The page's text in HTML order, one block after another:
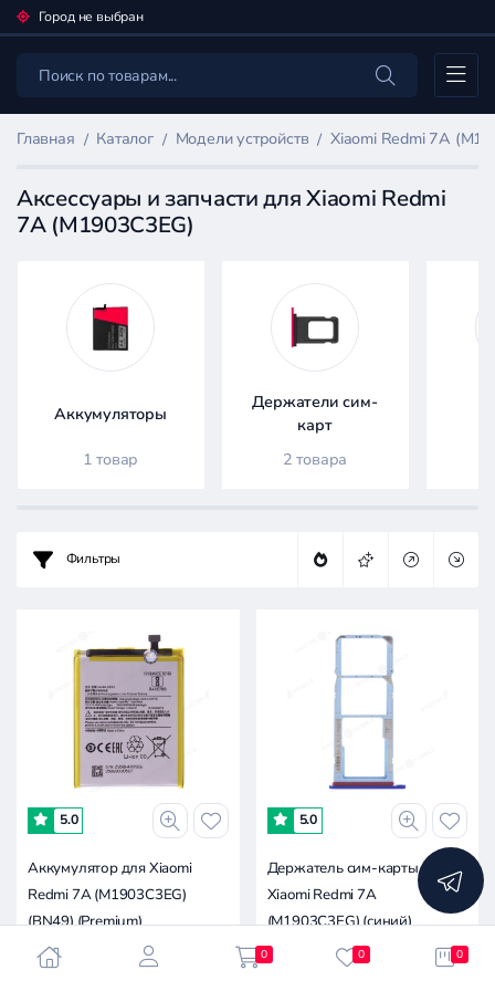
Город не выбран
Каталог
Главная Каталог Модели устройств Xiaomi Redmi 7A
Аксессуары и запчасти для Xiaomi Redmi
7A (M1903C3EG)
Фильтр
товаров
-
Аккумуляторы
1 товар
Держатели сим-
карт
2 товара
Фильтры
5.0
Аккумулятор для Xiaomi
Redmi 7A (M1903C3EG)
(BN49) (Premium)
900 ₽
5.0
Держатель сим-карты для
Xiaomi Redmi 7A
(M1903C3EG) (синий)
150 ₽
0 0 0